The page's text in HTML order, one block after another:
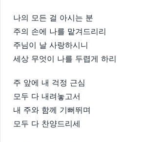
나의 모든 걸 아시는 분
주의 손에 나를 맡겨드리리
주님이 날 사랑하시니
세상 무엇이 나를 두렵게 하리
주 앞에 내 걱정 근심
모두 다 내려놓고서
내 주와 함께 기뻐뛰며
모두 다 찬양드리세